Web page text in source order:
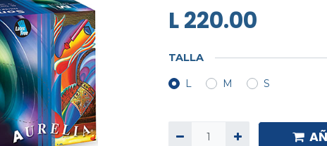
L220.00
TALLA
L M S